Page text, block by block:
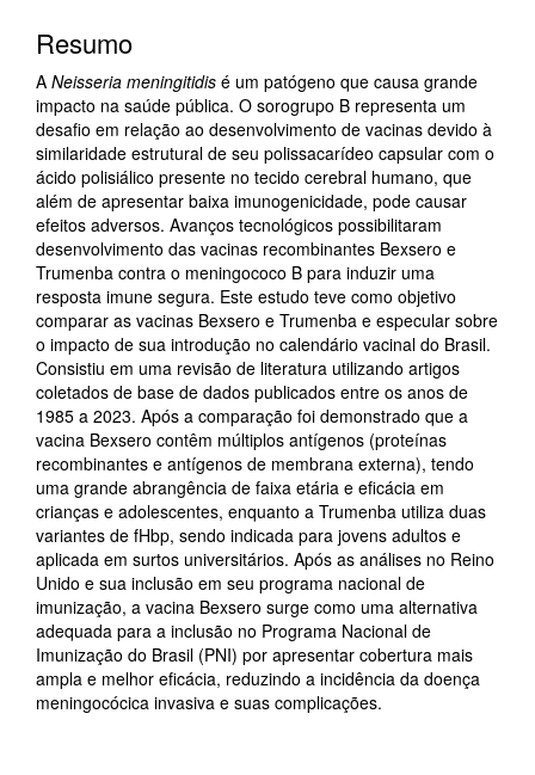
Resumo
A Neisseria meningitidis é um patógeno que causa grande
impacto na saúde pública. O sorogrupo B representa um
desafio em relação ao desenvolvimento de vacinas devido à
similaridade estrutural de seu polissacarídeo capsular com o
ácido polisiálico presente no tecido cerebral humano, que
além de apresentar baixa imunogenicidade, pode causar
efeitos adversos. Avanços tecnológicos possibilitaram
desenvolvimento das vacinas recombinantes Bexsero e
Trumenba contra o meningococo B para induzir uma
resposta imune segura. Este estudo teve como objetivo
comparar as vacinas Bexsero e Trumenba e especular sobre
o impacto de sua introdução no calendário vacinal do Brasil.
Consistiu em uma revisão de literatura utilizando artigos
coletados de base de dados publicados entre os anos de
1985 a 2023. Após a comparação foi demonstrado que a
vacina Bexsero contêm múltiplos antígenos (proteínas
recombinantes e antígenos de membrana externa), tendo
uma grande abrangência de faixa etária e eficácia em
crianças e adolescentes, enquanto a Trumenba utiliza duas
variantes de fHbp, sendo indicada para jovens adultos e
aplicada em surtos universitários. Após as análises no Reino
Unido e sua inclusão em seu programa nacional de
imunização, a vacina Bexsero surge como uma alternativa
adequada para a inclusão no Programa Nacional de
Imunização do Brasil (PNI) por apresentar cobertura mais
ampla e melhor eficácia, reduzindo a incidência da doença
meningocócica invasiva e suas complicações.